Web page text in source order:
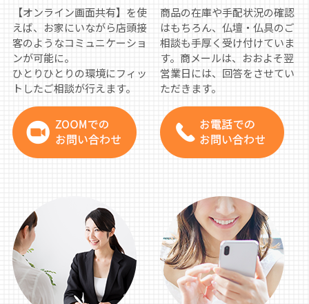
【オンライン画面共有】を使
えば、お家にいながら店頭接
客のようなコミュニケーショ
ンが可能に。
ひとりひとりの環境にフィッ
トしたご相談が行えます。
商品の在庫や手配状況の確認
はもちろん、仏壇・仏具のご
相談も手厚く受け付けていま
す。商メールは、おおよそ翌
営業日には、回答をさせてい
ただきます。